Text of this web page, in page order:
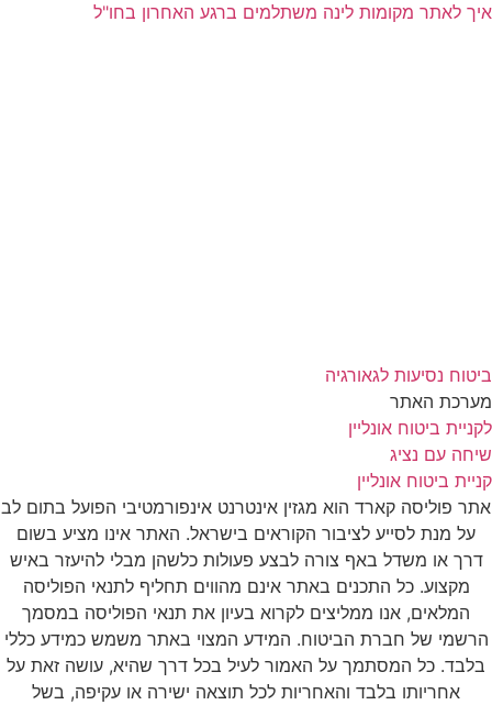
איך לאתר מקומות לינה משתלמים ברגע האחרון בחו"ל
ביטוח נסיעות לגאורגיה
מערכת האתר
לקניית ביטוח אונליין
שיחה עם נציג
קניית ביטוח אונליין
אתר פוליסה קארד הוא מגזין אינטרנט אינפורמטיבי הפועל בתום לב
על מנת לסייע לציבור הקוראים בישראל. האתר אינו מציע בשום
דרך או משדל באף צורה לבצע פעולות כלשהן מבלי להיעזר באיש
מקצוע. כל התכנים באתר אינם מהווים תחליף לתנאי הפוליסה
המלאים, אנו ממליצים לקרוא בעיון את תנאי הפוליסה במסמך
הרשמי של חברת הביטוח. המידע המצוי באתר משמש כמידע כללי
בלבד. כל המסתמך על האמור לעיל בכל דרך שהיא, עושה זאת על
אחריותו בלבד והאחריות לכל תוצאה ישירה או עקיפה, בשל